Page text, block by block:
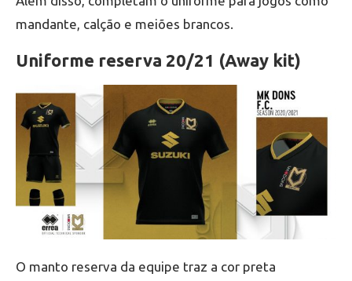
mandante, calção e meiões brancos.
Uniforme reserva 20/21 (Away kit)
O manto reserva da equipe traz a cor preta